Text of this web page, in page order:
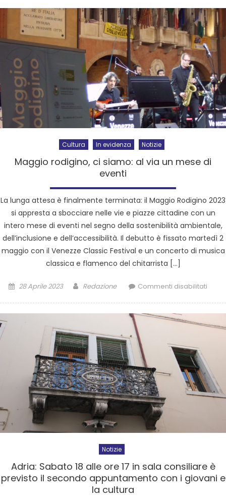
Cultura In evidenza Notizie
Maggio rodigino, ci siamo: al via un mese di
eventi
La lunga attesa è finalmente terminata: il Maggio Rodigino 2023
si appresta a sbocciare nelle vie e piazze cittadine con un
intero mese di eventi nel segno della sostenibilità ambientale,
dell’inclusione e dell’accessibilità. Il debutto è fissato martedì 2
maggio con il Venezze Classic Festival e un concerto di musica
classica e flamenco del chitarrista […]
28 Aprile 2023 Redazione Commenti disabilitati
Notizie
Adria: Sabato 18 alle ore 17 in sala consiliare è
previsto il secondo appuntamento con i giovani e
la cultura